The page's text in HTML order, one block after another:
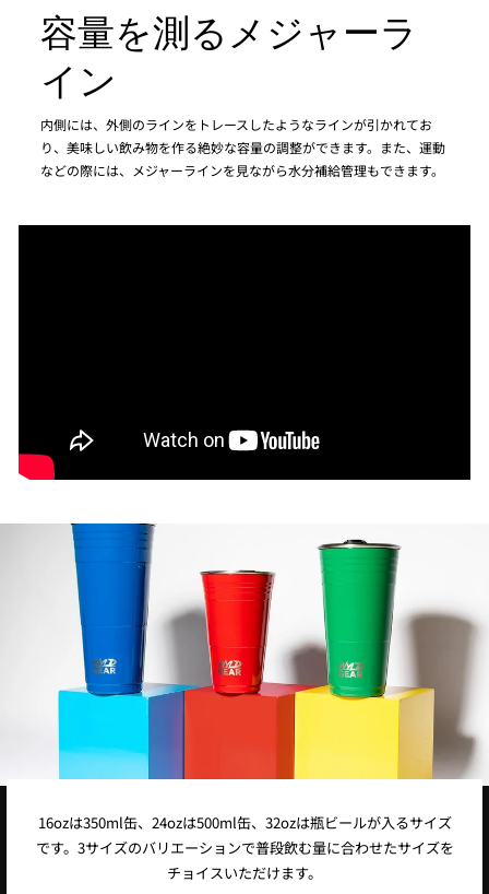
容量を測るメジャーラ
イン
内側には、外側のラインをトレースしたようなラインが引かれてお
り、美味しい飲み物を作る絶妙な容量の調整ができます。また、運動
などの際には、メジャーラインを見ながら水分補給管理もできます。
16ozは350ml缶、24ozは500ml缶、32ozは瓶ビールが入るサイズ
です。3サイズのバリエーションで普段飲む量に合わせたサイズを
チョイスいただけます。